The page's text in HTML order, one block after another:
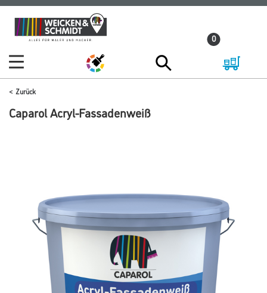
Zum
Inhalt
Zum
Navigationsmenü
0
Zurück
Caparol Acryl-Fassadenweiß